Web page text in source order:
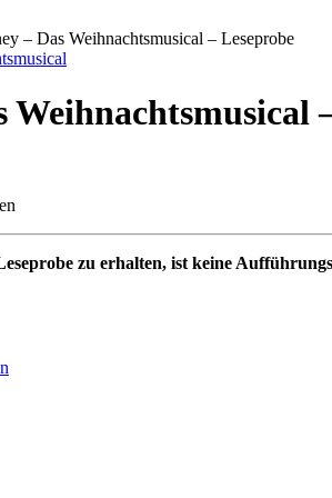
– Das Weihnachtsmusical – Leseprobe
Weihnachtsmusical
zu erhalten, ist keine